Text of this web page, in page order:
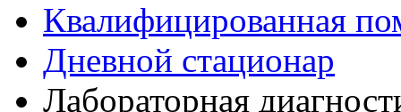
Квалифицированная
Дневной стационар
Лабораторная